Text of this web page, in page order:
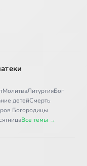
МолитваЛитургияБог
детейСмерть
Богородицы
Все темы →